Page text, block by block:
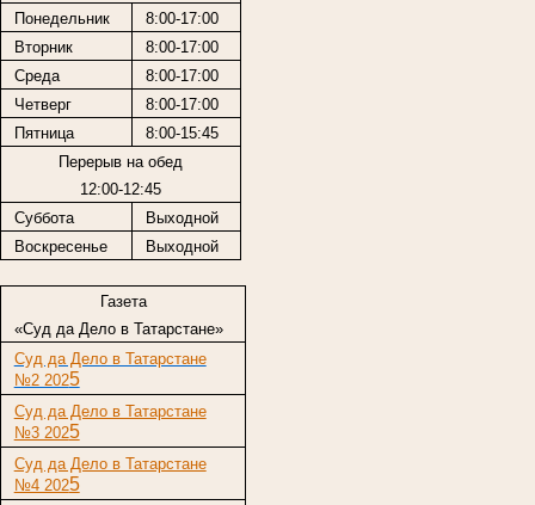
Понедельник
8:00-17:00
Вторник
8:00-17:00
Среда
8:00-17:00
Четверг
8:00-17:00
Пятница
8:00-15:45
Перерыв на обед
12:00-12:45
Суббота
Выходной
Воскресенье
Выходной
Газета
«Суд да Дело в Татарстане»
Суд да Дело в Татарстане
№2 2025
Суд да Дело в Татарстане
№3 2025
Суд да Дело в Татарстане
№4 2025